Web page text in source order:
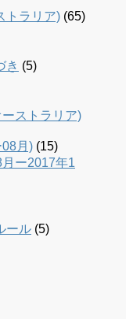
トラリア) (65)
き (5)
ストラリア)
月) (15)
ー2017年1
ール (5)